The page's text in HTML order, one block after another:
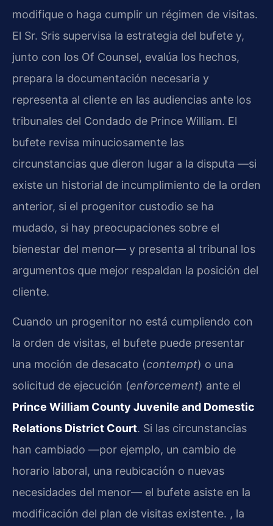
modifique o haga cumplir un régimen de visitas.
El Sr. Sris supervisa la estrategia del bufete y,
junto con los Of Counsel, evalúa los hechos,
prepara la documentación necesaria y
representa al cliente en las audiencias ante los
tribunales del Condado de Prince William. El
bufete revisa minuciosamente las
circunstancias que dieron lugar a la disputa —si
existe un historial de incumplimiento de la orden
anterior, si el progenitor custodio se ha
mudado, si hay preocupaciones sobre el
bienestar del menor— y presenta al tribunal los
argumentos que mejor respaldan la posición del
cliente.
Cuando un progenitor no está cumpliendo con
la orden de visitas, el bufete puede presentar
una moción de desacato (contempt) o una
solicitud de ejecución (enforcement) ante el
Prince William County Juvenile and Domestic
Relations District Court. Si las circunstancias
han cambiado —por ejemplo, un cambio de
horario laboral, una reubicación o nuevas
necesidades del menor— el bufete asiste en la
modificación del plan de visitas existente. , la